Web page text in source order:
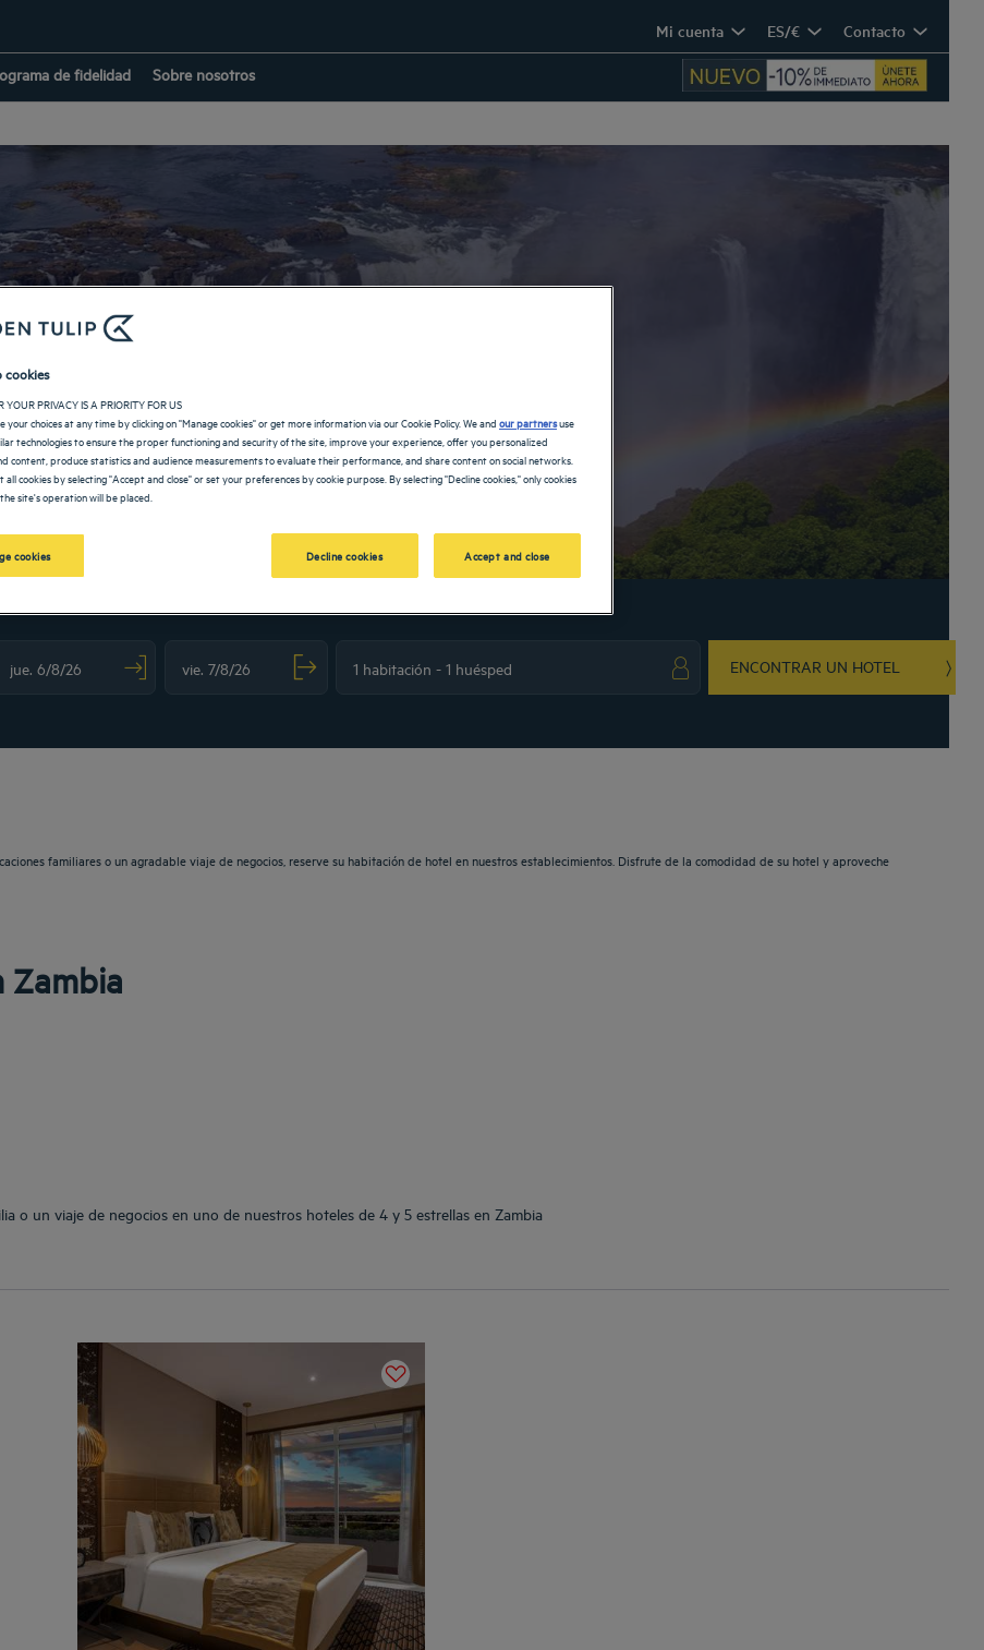
Mi cuenta ES/€ Contacto
de fidelidad Sobre nosotros
Hoteles en Zambia
VOLVER A LOS DESTINOS
TULIP
ENCONTRAR UN HOTEL
familiares o un agradable viaje de negocios, reserve su habitación de hotel en nuestros establecimientos. Disfrute de la comodidad de su hotel y aproveche
Zambia
o un viaje de negocios en uno de nuestros hoteles de 4 y 5 estrellas en Zambia
cookies
YOUR PRIVACY IS A PRIORITY FOR US
your choices at any time by clicking on "Manage cookies" or get more information via our Cookie Policy. We andour partnersuse
technologies to ensure the proper functioning and security of the site, improve your experience, offer you personalized
content, produce statistics and audience measurements to evaluate their performance, and share content on social networks.
all cookies by selecting "Accept and close" or set your preferences by cookie purpose. By selecting "Decline cookies," only cookies
site's operation will be placed.
cookies Decline cookies Accept and close